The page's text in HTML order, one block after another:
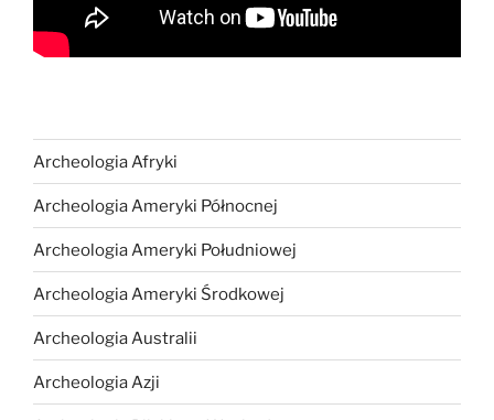
Archeologia Afryki
Archeologia Ameryki Północnej
Archeologia Ameryki Południowej
Archeologia Ameryki Środkowej
Archeologia Australii
Archeologia Azji